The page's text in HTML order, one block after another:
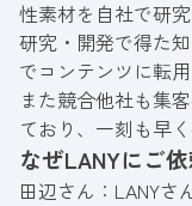
性素材を自社で研
研究・開発で得た
でコンテンツに転
また競合他社も集
ており、一刻も早
なぜLANYにご
田辺さん：LANYさ